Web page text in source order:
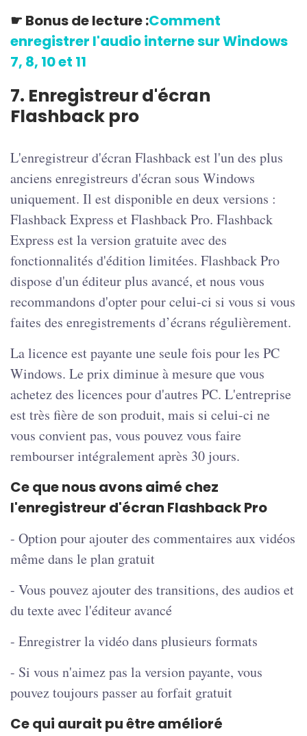
☛ Bonus de lecture :Comment
enregistrer l'audio interne sur Windows
7, 8, 10 et 11
7. Enregistreur d'écran
Flashback pro
L'enregistreur d'écran Flashback est l'un des plus
anciens enregistreurs d'écran sous Windows
uniquement. Il est disponible en deux versions :
Flashback Express et Flashback Pro. Flashback
Express est la version gratuite avec des
fonctionnalités d'édition limitées. Flashback Pro
dispose d'un éditeur plus avancé, et nous vous
recommandons d'opter pour celui-ci si vous si vous
faites des enregistrements d’écrans régulièrement.
La licence est payante une seule fois pour les PC
Windows. Le prix diminue à mesure que vous
achetez des licences pour d'autres PC. L'entreprise
est très fière de son produit, mais si celui-ci ne
vous convient pas, vous pouvez vous faire
rembourser intégralement après 30 jours.
Ce que nous avons aimé chez
l'enregistreur d'écran Flashback Pro
- Option pour ajouter des commentaires aux vidéos
même dans le plan gratuit
- Vous pouvez ajouter des transitions, des audios et
du texte avec l'éditeur avancé
- Enregistrer la vidéo dans plusieurs formats
- Si vous n'aimez pas la version payante, vous
pouvez toujours passer au forfait gratuit
Ce qui aurait pu être amélioré